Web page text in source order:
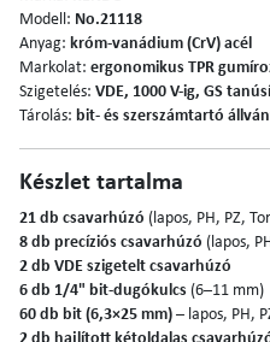
Modell: No.21118
Anyag: króm-vanádium (CrV) acél
Markolat: ergonomikus TPR
Szigetelés: VDE, 1000 V-ig, GS
Tárolás: bit- és szerszámtartó
Készlet tartalma
21 db csavarhúzó (lapos, PH, PZ,
8 db precíziós csavarhúzó (lapos,
2 db VDE szigetelt csavarhúzó
6 db 1/4" bit-dugókulcs (6–11 mm)
60 db bit (6,3×25 mm) – lapos, PH,